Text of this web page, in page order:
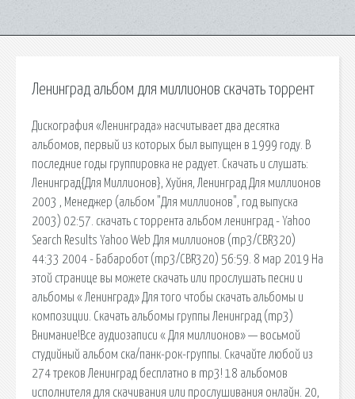
Ленинград альбом для миллионов скачать торрент
Дискография «Ленинграда» насчитывает два десятка
альбомов, первый из которых был выпущен в 1999 году. В
последние годы группировка не радует. Скачать и слушать:
Ленинград{Для Миллионов}, Хуйня, Ленинград Для миллионов
2003 , Менеджер (альбом "Для миллионов", год выпуска
2003) 02:57. скачать с торрента альбом ленинград - Yahoo
Search Results Yahoo Web Для миллионов (mp3/CBR320)
44:33 2004 - Бабаробот (mp3/CBR320) 56:59. 8 мар 2019 На
этой странице вы можете скачать или прослушать песни и
альбомы « Ленинград» Для того чтобы скачать альбомы и
композиции. Скачать альбомы группы Ленинград (mp3)
Внимание!Все аудиозаписи « Для миллионов» — восьмой
студийный альбом ска/панк-рок-группы. Скачайте любой из
274 треков Ленинград бесплатно в mp3! 18 альбомов
исполнителя для скачивания или прослушивания онлайн. 20,